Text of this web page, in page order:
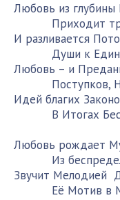
Любовь из глубины
Приходит
И разливается
Души к
Любовь – и
Поступков,
Идей благих
В Итогах
Любовь рождает
Из
Звучит Мелодией
Её Мотив в